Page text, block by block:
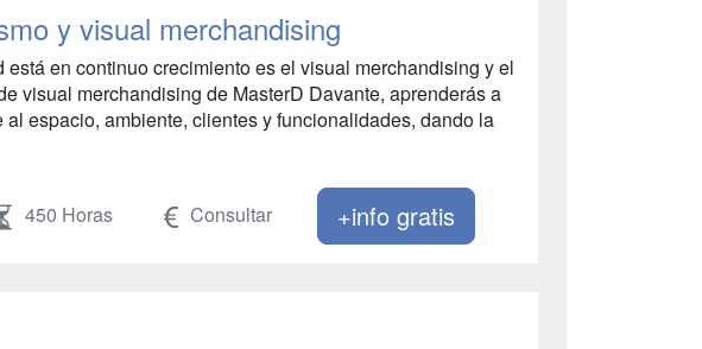
y visual merchandising
en continuo crecimiento es el visual merchandising y el
visual merchandising de MasterD Davante, aprenderás a
espacio, ambiente, clientes y funcionalidades, dando la
450 Horas Consultar +info gratis